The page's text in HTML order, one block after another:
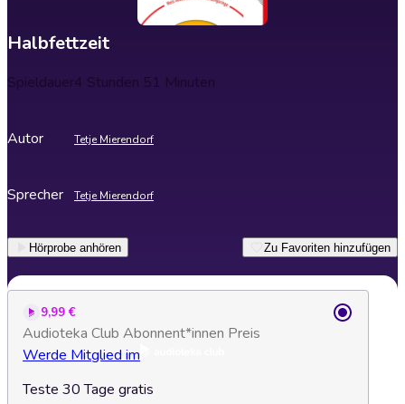
Halbfettzeit
Spieldauer4 Stunden 51 Minuten
Autor Tetje Mierendorf
Sprecher Tetje Mierendorf
Hörprobe anhören Zu Favoriten hinzufügen
9,99 €
Audioteka Club Abonnent*innen Preis
Werde Mitglied im
Teste 30 Tage gratis